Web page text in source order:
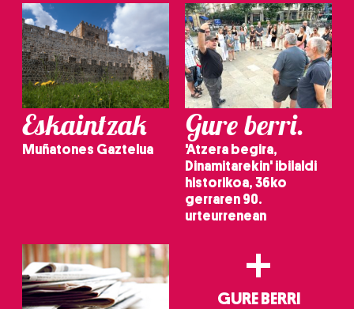
Eskaintzak
Muñatones Gaztelua
Gure berri.
'Atzera begira,
Dinamitarekin' ibilaldi
historikoa, 36ko
gerraren 90.
urteurrenean
+
GURE BERRI